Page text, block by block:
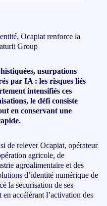
Ocapiat renforce la
Group
usurpations
par IA : les risques liés
intensifiés ces
le défi consiste
en conservant une
de relever Ocapiat, opérateur
agricole, de
agroalimentaire et des
d’identité numérique de
la sécurisation de ses
en accélérant l’activation des